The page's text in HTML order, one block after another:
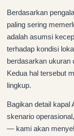
Berdasarkan
paling sering
adalah asumsi
terhadap kondisi
berdasarkan ukuran
Kedua hal tersebut
lingkup.
Bagikan detail kapal
skenario
— kami akan